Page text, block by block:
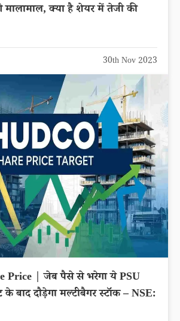
मालामाल, क्या है शेयर में तेजी की
30th Nov 2023
Price | जेब पैसे से भरेगा ये PSU
बाद दौड़ेगा मल्टीबैगर स्टॉक – NSE: